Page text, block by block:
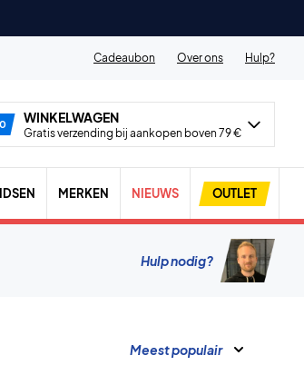
Cadeaubon Over ons Hulp?
0 WINKELWAGEN
Gratis verzending bij aankopen boven 79 €
MERKEN NIEUWS OUTLET
Hulp nodig?
Meest populair